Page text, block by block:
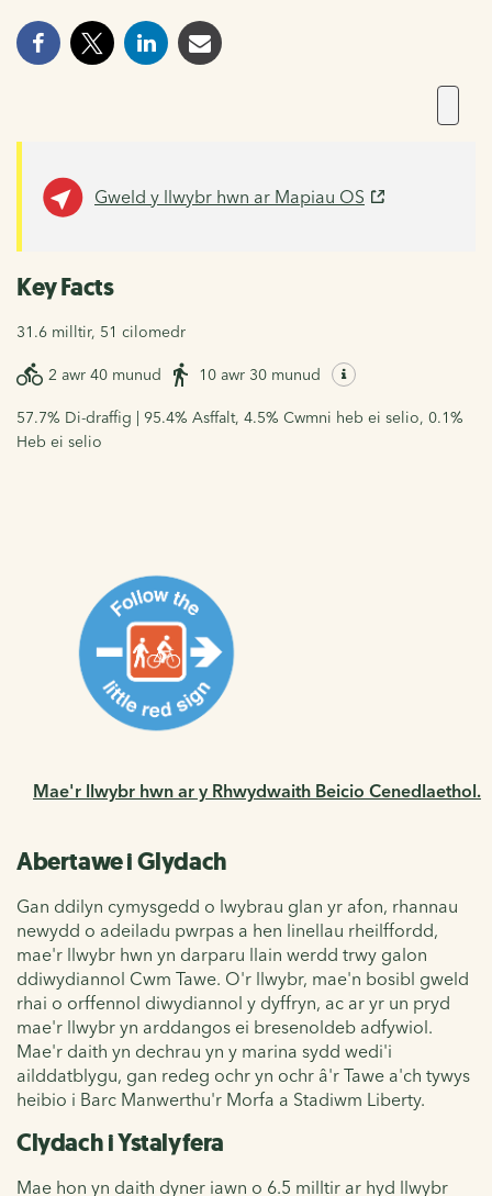
Gweld y llwybr hwn ar Mapiau OS
Key Facts
31.6 milltir, 51 cilomedr
2 awr 40 munud 10 awr 30 munud
57.7% Di-draffig | 95.4% Asffalt, 4.5% Cwmni heb ei selio, 0.1%
Heb ei selio
Mae'r llwybr hwn ar y Rhwydwaith Beicio Cenedlaethol.
Abertawe i Glydach
Gan ddilyn cymysgedd o lwybrau glan yr afon, rhannau
newydd o adeiladu pwrpas a hen linellau rheilffordd,
mae'r llwybr hwn yn darparu llain werdd trwy galon
ddiwydiannol Cwm Tawe. O'r llwybr, mae'n bosibl gweld
rhai o orffennol diwydiannol y dyffryn, ac ar yr un pryd
mae'r llwybr yn arddangos ei bresenoldeb adfywiol.
Mae'r daith yn dechrau yn y marina sydd wedi'i
ailddatblygu, gan redeg ochr yn ochr â'r Tawe a'ch tywys
heibio i Barc Manwerthu'r Morfa a Stadiwm Liberty.
Clydach i Ystalyfera
Mae hon yn daith dyner iawn o 6.5 milltir ar hyd llwybr